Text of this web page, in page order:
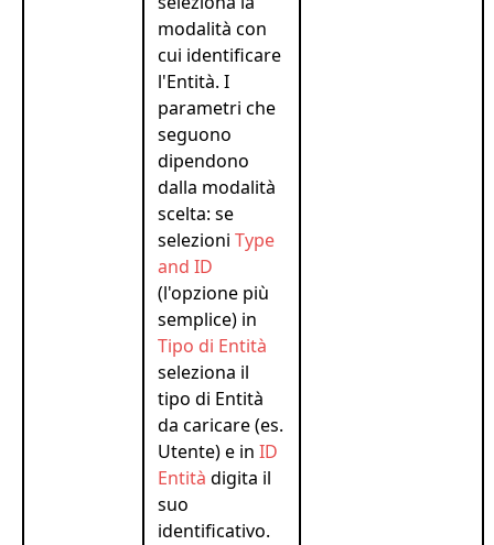
modalità con
cui identificare
l'Entità. I
parametri che
seguono
dipendono
dalla modalità
scelta: se
selezioni Type
and ID
(l'opzione più
semplice) in
Tipo di Entità
seleziona il
tipo di Entità
da caricare (es.
Utente) e in ID
Entità digita il
suo
identificativo.